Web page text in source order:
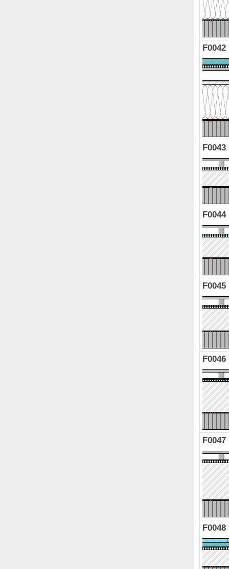
F0042
F0043
F0044
F0045
F0046
F0047
F0048